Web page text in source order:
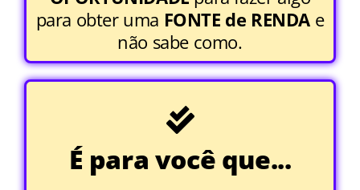
para obter uma FONTE de RENDA e
não sabe como.
É para você que...